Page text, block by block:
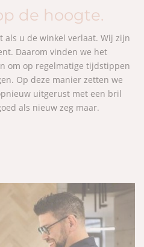
de hoogte.
als u de winkel verlaat. Wij zijn
Daarom vinden we het
om op regelmatige tijdstippen
Op deze manier zetten we
uitgerust met een bril
als nieuw zeg maar.